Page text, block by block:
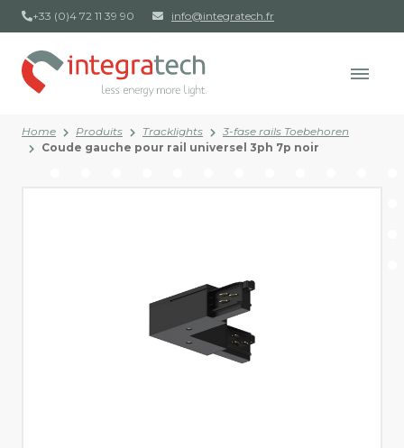
+33 (0)4 72 11 39 90 info@integratech.fr
Home Produits Tracklights
3-fase rails Toebehoren
Coude gauche pour rail universel 3ph 7p noir